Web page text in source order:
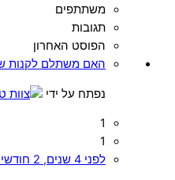
משתתפים
תגובות
הפוסט האחרון
האם משתלם לקנות
נפתח על ידי
1
1
לפני 4 שנים, 2 חודשים